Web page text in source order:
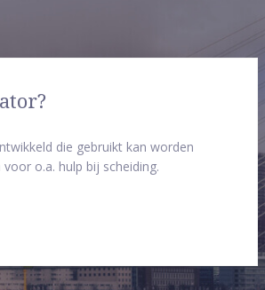
die gebruikt kan worden
o.a. hulp bij scheiding.